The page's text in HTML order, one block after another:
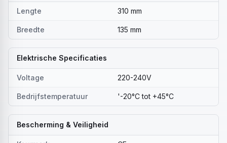
Lengte 310 mm
Breedte 135 mm
Elektrische Specificaties
Voltage 220-240V
Bedrijfstemperatuur '-20°C tot +45°C
Bescherming & Veiligheid